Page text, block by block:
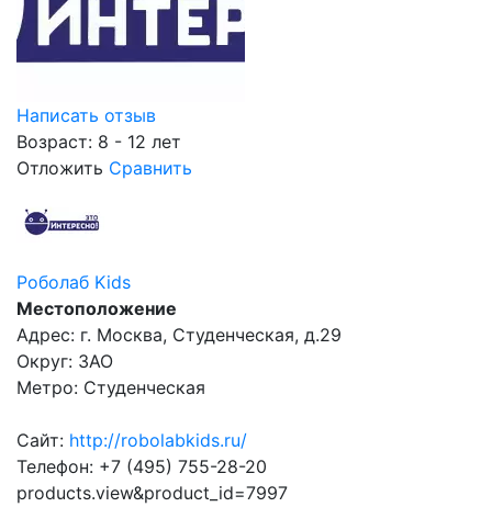
Написать отзыв
Возраст: 8 - 12 лет
Отложить Сравнить
Роболаб Kids
Местоположение
Адрес: г. Москва, Студенческая, д.29
Округ: ЗАО
Метро: Студенческая
Сайт: http://robolabkids.ru/
Телефон: +7 (495) 755-28-20
products.view&product_id=7997